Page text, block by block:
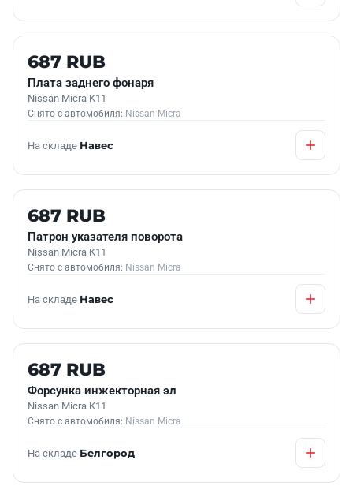
Б/У В НАЛИЧИИ
687 RUB
Плата заднего фонаря
Nissan Micra K11
Снято с автомобиля: Nissan Micra
На складе Навес
Б/У В НАЛИЧИИ
687 RUB
Патрон указателя поворота
Nissan Micra K11
Снято с автомобиля: Nissan Micra
На складе Навес
КОНТРАКТНАЯ
687 RUB
Форсунка инжекторная эл
Nissan Micra K11
Снято с автомобиля: Nissan Micra
На складе Белгород